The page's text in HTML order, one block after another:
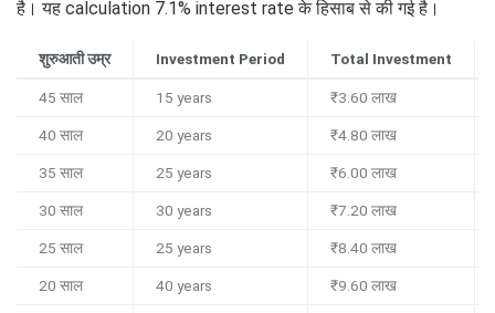
है। यह calculation 7.1% interest rate के हिसाब से की गई है।
शुरुआती उम्र Investment Period Total Investment
45 साल 15 years ₹3.60 लाख
40 साल 20 years ₹4.80 लाख
35 साल 25 years ₹6.00 लाख
30 साल 30 years ₹7.20 लाख
25 साल 25 years ₹8.40 लाख
20 साल 40 years ₹9.60 लाख